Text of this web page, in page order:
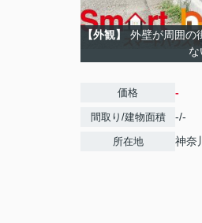
【外観】
外壁が周囲の
価格 -
間取り/建物面積 -/-
所在地 神奈